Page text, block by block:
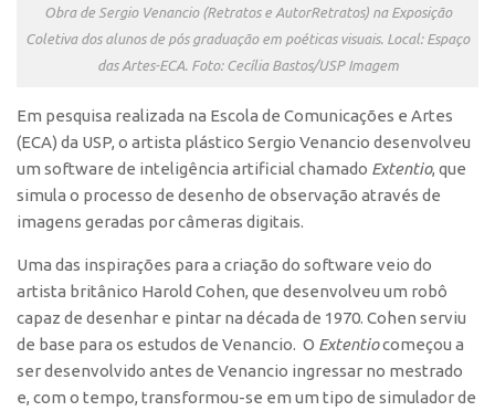
Portal do Inventor
Inteligência Competitiva
Pesquisa na USP
EMBRAPIIs
INCTs
PRPI/USP
InovaUSP
Obra de Sergio Venancio (Retratos e AutorRetratos) na Exposição
Coletiva dos alunos de pós graduação em poéticas visuais. Local: Espaço
das Artes-ECA. Foto: Cecília Bastos/USP Imagem
Em pesquisa realizada na Escola de Comunicações e Artes
(ECA) da USP, o artista plástico Sergio Venancio desenvolveu
um software de inteligência artificial chamado Extentio, que
simula o processo de desenho de observação através de
imagens geradas por câmeras digitais.
Uma das inspirações para a criação do software veio do
artista britânico Harold Cohen, que desenvolveu um robô
capaz de desenhar e pintar na década de 1970. Cohen serviu
de base para os estudos de Venancio. O Extentiocomeçou a
ser desenvolvido antes de Venancio ingressar no mestrado
e, com o tempo, transformou-se em um tipo de simulador de